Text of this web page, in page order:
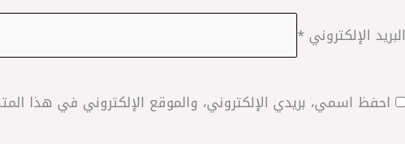
البريد الإلكتروني*
احفظ اسمي، بريدي الإلكتروني، والموقع الإلكتروني في هذا